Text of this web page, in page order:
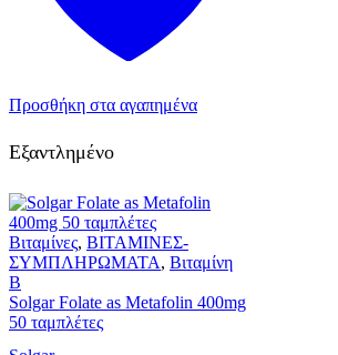
Προσθήκη στα αγαπημένα
Εξαντλημένο
Βιταμίνες, ΒΙΤΑΜΙΝΕΣ-
ΣΥΜΠΛΗΡΩΜΑΤΑ, Βιταμίνη
B
Solgar Folate as Metafolin 400mg
50 ταμπλέτες